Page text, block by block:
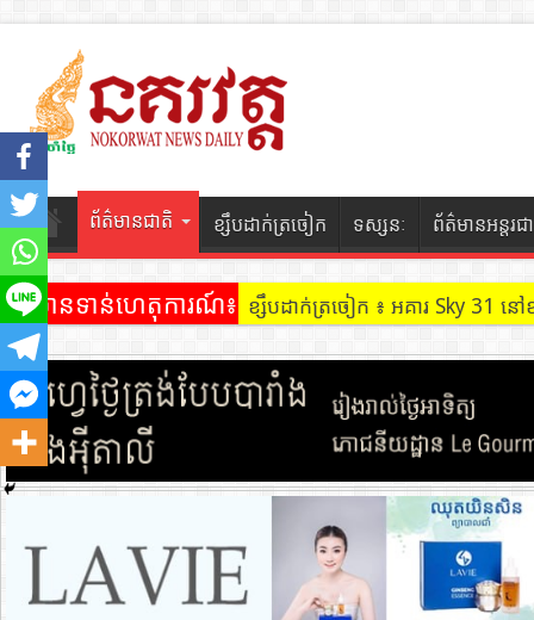
ព័ត៌មានជាតិ ខ្សឹបដាក់ត្រចៀក ទស្សនៈ ព័ត៌មានអន្តរជ
ព័ត៌មានទាន់ហេតុការណ៍៖ ខ្សឹបដាក់ត្រចៀក ៖ អគារ Sky 31